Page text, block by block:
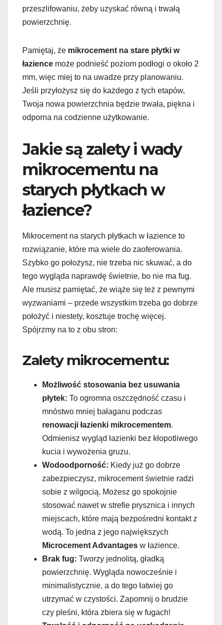
przeszlifowaniu, żeby uzyskać równą i trwałą
powierzchnię.
Pamiętaj, że mikrocement na stare płytki w
łazience może podnieść poziom podłogi o około 2
mm, więc miej to na uwadze przy planowaniu.
Jeśli przyłożysz się do każdego z tych etapów,
Twoja nowa powierzchnia będzie trwała, piękna i
odporna na codzienne użytkowanie.
Jakie są zalety i wady
mikrocementu na
starych płytkach w
łazience?
Mikrocement na starych płytkach w łazience to
rozwiązanie, które ma wiele do zaoferowania.
Szybko go położysz, nie trzeba nic skuwać, a do
tego wygląda naprawdę świetnie, bo nie ma fug.
Ale musisz pamiętać, że wiąże się też z pewnymi
wyzwaniami – przede wszystkim trzeba go dobrze
położyć i niestety, kosztuje trochę więcej.
Spójrzmy na to z obu stron:
Zalety mikrocementu:
Możliwość stosowania bez usuwania
płytek: To ogromna oszczędność czasu i
mnóstwo mniej bałaganu podczas
renowacji łazienki mikrocementem.
Odmienisz wygląd łazienki bez kłopotliwego
kucia i wywożenia gruzu.
Wodoodporność: Kiedy już go dobrze
zabezpieczysz, mikrocement świetnie radzi
sobie z wilgocią. Możesz go spokojnie
stosować nawet w strefie prysznica i innych
miejscach, które mają bezpośredni kontakt z
wodą. To jedna z jego największych
Microcement Advantages w łazience.
Brak fug: Tworzy jednolitą, gładką
powierzchnię. Wygląda nowocześnie i
minimalistycznie, a do tego łatwiej go
utrzymać w czystości. Zapomnij o brudzie
czy pleśni, która zbiera się w fugach!